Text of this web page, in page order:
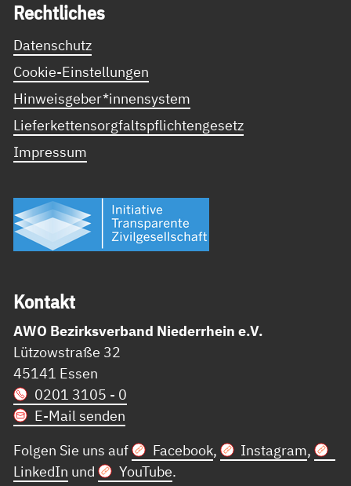
Recht­li­ches
Datenschutz
Cookie-Einstellungen
Hinweisgeber*innensystem
Lieferkettensorgfaltspflichtengesetz
Impressum
Kon­takt
AWO Bezirksverband Niederrhein e.V.
Lützowstraße 32
45141 Essen
0201 3105 - 0
E-Mail senden
Folgen Sie uns auf
Facebook, Instagram,
LinkedIn und YouTube.